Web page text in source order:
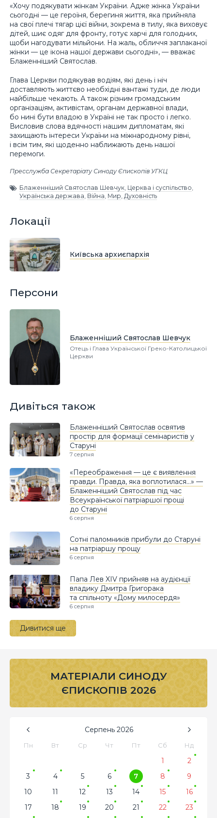
«Хочу подякувати жінкам України. Адже жінка України
сьогодні — це героїня, берегиня життя, яка прийняла
на свої плечі тягар цієї війни, зокрема в тилу, яка виховує
дітей, шиє одяг для фронту, готує харчі для голодних,
щоби нагодувати мільйони. На жаль, обличчя заплаканої
жінки — це ікона нашої держави сьогодні», — вважає
Блаженніший Святослав.
Глава Церкви подякував водіям, які день і ніч
доставляють життєво необхідні вантажі туди, де люди
найбільше чекають. А також різним громадським
організаціям, активістам, органам державної влади,
бо нині бути владою в Україні не так просто і легко.
Висловив слова вдячності нашим дипломатам, які
захищають інтереси України на міжнародному рівні,
і всім тим, які щоденно наближають день нашої
перемоги.
Пресслужба Секретаріату Синоду Єпископів УГКЦ
Блаженніший Святослав Шевчук, Церква і суспільство,
Українська держава, Війна, Мир, Духовність
Локації
Київська архиєпархія
Персони
Блаженніший Святослав Шевчук
Отець і Глава Української Греко-Католицької
Церкви
Дивіться також
Блаженніший Святослав освятив
простір для формації семінаристів у
Старуні
7 серпня
«Переображення — це є виявлення
правди. Правда, яка воплотилася…» —
Блаженніший Святослав під час
Всеукраїнської патріаршої прощі
до Старуні
6 серпня
Сотні паломників прибули до Старуні
на патріаршу прощу
6 серпня
Папа Лев XIV прийняв на аудієнції
владику Дмитра Григорака
та спільноту «Дому милосердя»
6 серпня
Дивитися ще
МАТЕРІАЛИ СИНОДУ
ЄПИСКОПІВ 2026
Серпень 2026
Пн Вт Ср Чт Пт Сб Нд
1
2
3
4 5 6 7 8
9
10
11 12 13 14 15
16
17
18 19 20 21 22
23